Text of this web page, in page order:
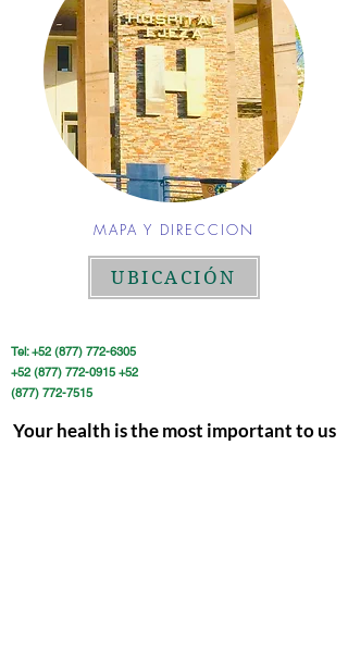
MAPA Y DIRECCION
UBICACIÓN
Tel:+52 (877) 772-6305
+52 (877) 772-0915 +52
(877) 772-7515
Your health is the most important to us